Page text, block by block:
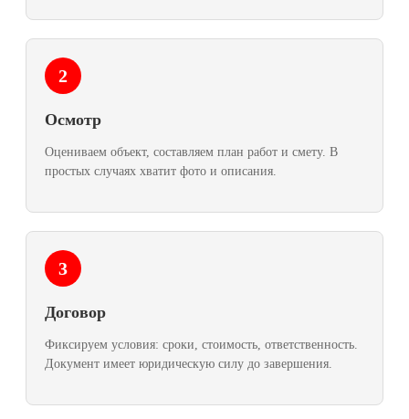
2
Осмотр
Оцениваем объект, составляем план работ и смету. В
простых случаях хватит фото и описания.
3
Договор
Фиксируем условия: сроки, стоимость, ответственность.
Документ имеет юридическую силу до завершения.